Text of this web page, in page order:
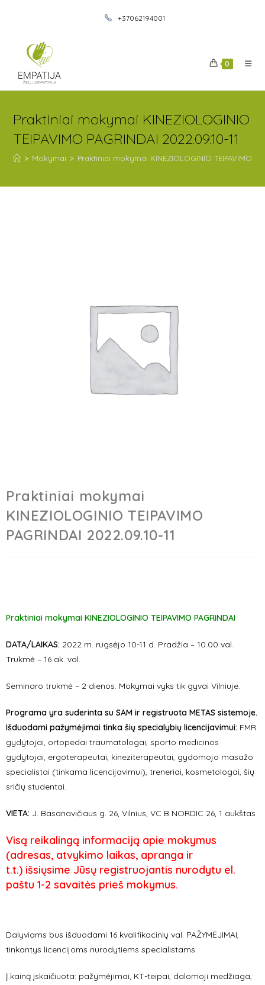
+37062194001
0
Praktiniai mokymai KINEZIOLOGINIO
TEIPAVIMO PAGRINDAI 2022.09.10-11
> Mokymai > Praktiniai mokymai KINEZIOLOGINIO TEIPAVIMO
Praktiniai mokymai
KINEZIOLOGINIO TEIPAVIMO
PAGRINDAI 2022.09.10-11
Praktiniai mokymai KINEZIOLOGINIO TEIPAVIMO PAGRINDAI
DATA/LAIKAS: 2022 m. rugsėjo 10-11 d. Pradžia – 10.00 val.
Trukmė – 16 ak. val.
Seminaro trukmė – 2 dienos. Mokymai vyks tik gyvai Vilniuje.
Programa yra suderinta su SAM ir registruota METAS sistemoje.
Išduodami pažymėjimai tinka šių specialybių licencijavimui: FMR
gydytojai, ortopedai traumatologai, sporto medicinos
gydytojai, ergoterapeutai, kineziterapeutai, gydomojo masažo
specialistai (tinkama licencijavimui), treneriai, kosmetologai, šių
sričių studentai.
VIETA: J. Basanavičiaus g. 26, Vilnius, VC B NORDIC 26, 1 aukštas
Visą reikalingą informaciją apie mokymus
(adresas, atvykimo laikas, apranga ir
t.t.) išsiųsime Jūsų registruojantis nurodytu el.
paštu 1-2 savaitės prieš mokymus.
Dalyviams bus išduodami 16 kvalifikacinių val. PAŽYMĖJIMAI,
tinkantys licencijoms nurodytiems specialistams.
Į kainą įskaičiuota: pažymėjimai, KT-teipai, dalomoji medžiaga,